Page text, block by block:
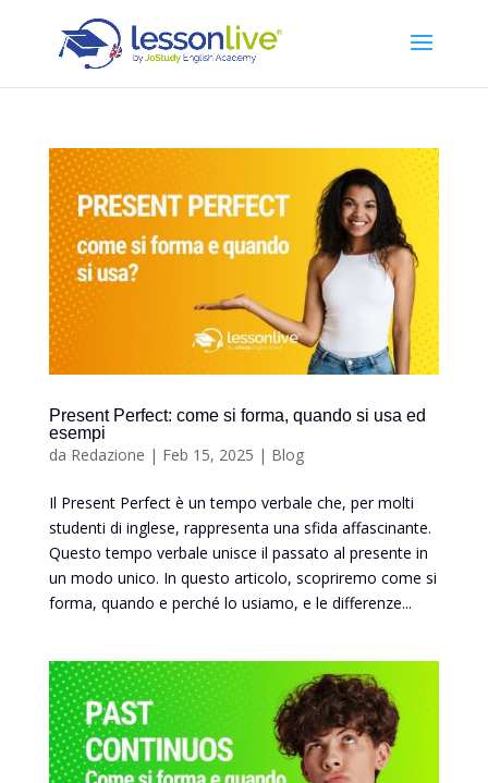
Present Perfect: come si forma, quando si usa ed
esempi
da Redazione | Feb 15, 2025 | Blog
Il Present Perfect è un tempo verbale che, per molti
studenti di inglese, rappresenta una sfida affascinante.
Questo tempo verbale unisce il passato al presente in
un modo unico. In questo articolo, scopriremo come si
forma, quando e perché lo usiamo, e le differenze...